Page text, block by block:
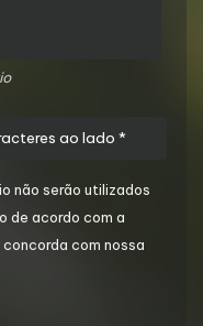
não serão utilizados
de acordo com a
com nossa